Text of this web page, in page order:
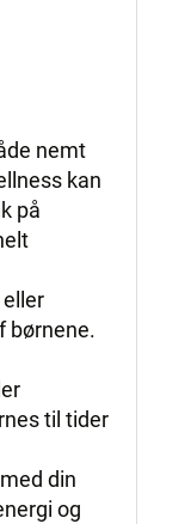
nemt
kan
på
børnene.
til tider
din
og